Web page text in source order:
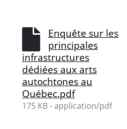
Enquête sur les
principales
infrastructures
dédiées aux arts
autochtones au
Québec.pdf
175 KB - application/pdf